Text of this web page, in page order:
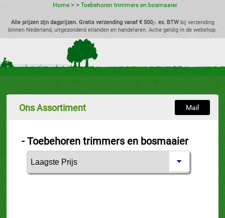
Home > > Toebehoren trimmers en bosmaaier
Alle prijzen zijn dagprijzen. Gratis verzending vanaf € 500,-. ex. BTWbij verzending
binnen Nederland, uitgezonderd eilanden en handelaren. Actie geldig in de webshop.
Ons Assortiment Mail
- Toebehoren trimmers en bosmaaier